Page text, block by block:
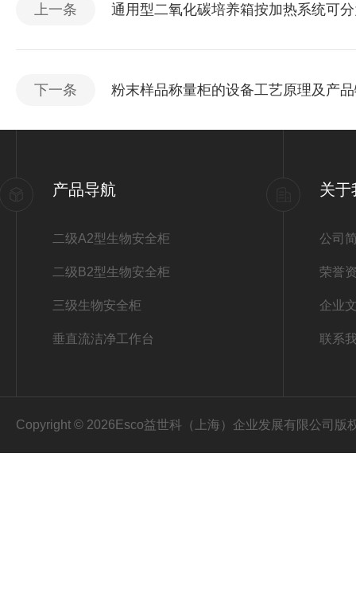
上一条 通用型二氧化碳培养箱按加热系统可
下一条 粉末样品称量柜的设备工艺原理及产
产品导航
二级A2型生物安全柜
二级B2型生物安全柜
三级生物安全柜
垂直流洁净工作台
关于
公司
荣誉
企业
联系
Copyright © 2026Esco益世科（上海）企业发展有限公司